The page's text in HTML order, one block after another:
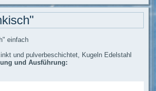
einfach
und pulverbeschichtet, Kugeln Edelstahl
und Ausführung: